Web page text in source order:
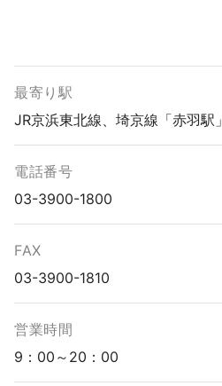
最寄り駅
JR京浜東北線、埼京線「赤羽駅
電話番号
03-3900-1800
FAX
03-3900-1810
営業時間
9：00～20：00